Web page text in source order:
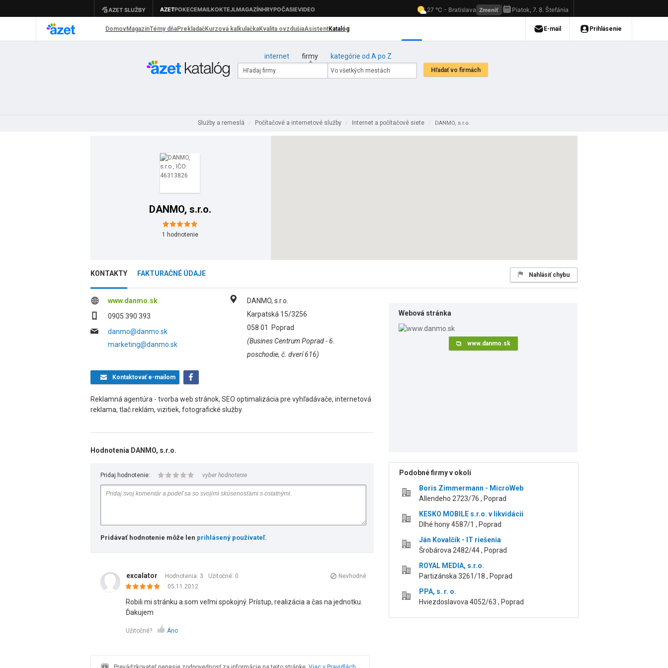
internet firmy kategórie od A po Z
Služby a remeslá / Počítačové a internetové služby / Internet a počítačové siete / DANMO, s.r.o.
DANMO, s.r.o.
1 hodnotenie
KONTAKTY FAKTURAČNÉ ÚDAJE Nahlásiť chybu
www.danmo.sk
0905 390 393
danmo@danmo.sk
marketing@danmo.sk
DANMO, s.r.o.
Karpatská 15/3256
058 01
Poprad
(Busines Centrum Poprad - 6.
poschodie, č. dverí 616)
Kontaktovaťe-mailom
Reklamná agentúra - tvorba web stránok, SEO optimalizácia pre vyhľadávače, internetová
reklama, tlač reklám, vizitiek, fotografické služby.
Hodnotenia DANMO, s.r.o.
Pridaj hodnotenie: vyber hodnotenie
Pridávať hodnotenie môže len prihlásený používateľ.
excalator Hodnotenia: 3 Užitočné: 0
Nevhodné
05.11.2012
Robili mi stránku a som veľmi spokojný. Prístup, realizácia a čas na jednotku.
Ďakujem
Užitočné? Áno
Webová stránka
www.danmo.sk
Podobné firmy v okolí
Boris Zimmermann - MicroWeb
Allendeho 2723/76 , Poprad
KESKO MOBILE s.r.o. v likvidácii
Dlhé hony 4587/1 , Poprad
Ján Kovalčík - IT riešenia
Šrobárova 2482/44 , Poprad
ROYAL MEDIA, s.r.o.
Partizánska 3261/18 , Poprad
PPA, s. r. o.
Hviezdoslavova 4052/63 , Poprad